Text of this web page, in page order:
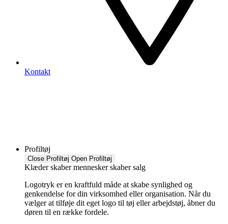
Kontakt
Profiltøj
Close Profiltøj Open Profiltøj
Klæder skaber mennesker skaber salg
Logotryk er en kraftfuld måde at skabe synlighed og
genkendelse for din virksomhed eller organisation. Når du
vælger at tilføje dit eget logo til tøj eller arbejdstøj, åbner du
døren til en række fordele.